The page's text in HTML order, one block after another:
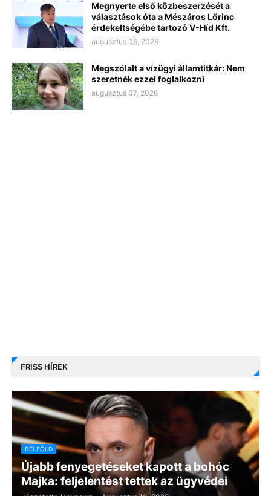
Megnyerte első közbeszerzését a
választások óta a Mészáros Lőrinc
érdekeltségébe tartozó V-Híd Kft.
augusztus 06, 2026
Megszólalt a vízügyi államtitkár: Nem
szeretnék ezzel foglalkozni
augusztus 07, 2026
FRISS HÍREK
BELFÖLD
Újabb fenyegetéseket kapott a bohóc
Majka: feljelentést tettek az ügyvédei